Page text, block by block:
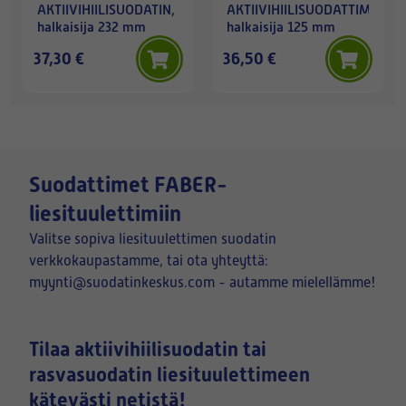
AKTIIVIHIILISUODATIN,
halkaisija 232 mm
37,30 €
AKTIIVIHIILISUODATTIMET,
halkaisija 125 mm
36,50 €
Suodattimet FABER-
liesituulettimiin
Valitse sopiva liesituulettimen suodatin
verkkokaupastamme, tai ota yhteyttä:
myynti@suodatinkeskus.com - autamme mielellämme!
Tilaa aktiivihiilisuodatin tai
rasvasuodatin liesituulettimeen
kätevästi netistä!